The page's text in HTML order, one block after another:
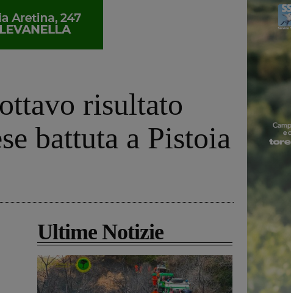
risultato
battuta a Pistoia
Ultime Notizie